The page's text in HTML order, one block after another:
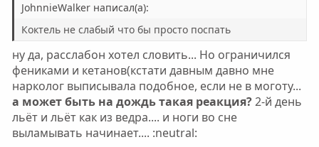
JohnnieWalker написал(а):
Коктель не слабый что бы просто поспать
ну да, расслабон хотел словить... Но ограничился
фениками и кетанов(кстати давным давно мне
нарколог выписывала подобное, если не в моготу...
а может быть на дождь такая реакция?2-й день
льёт и льёт как из ведра.... и ноги во сне
выламывать начинает.... :neutral: